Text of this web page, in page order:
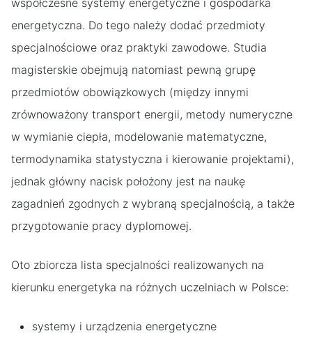
współczesne systemy energetyczne i gospodarka
energetyczna. Do tego należy dodać przedmioty
specjalnościowe oraz praktyki zawodowe. Studia
magisterskie obejmują natomiast pewną grupę
przedmiotów obowiązkowych (między innymi
zrównoważony transport energii, metody numeryczne
w wymianie ciepła, modelowanie matematyczne,
termodynamika statystyczna i kierowanie projektami),
jednak główny nacisk położony jest na naukę
zagadnień zgodnych z wybraną specjalnością, a także
przygotowanie pracy dyplomowej.
Oto zbiorcza lista specjalności realizowanych na
kierunku energetyka na różnych uczelniach w Polsce:
systemy i urządzenia energetyczne